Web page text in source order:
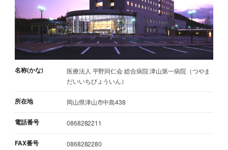
名称(かな)
医療法人 平野同仁会 総合病院 津山第一病院（つやま
だいいちびょういん）
所在地 岡山県津山市中島438
電話番号 0868282211
FAX番号 0868282280